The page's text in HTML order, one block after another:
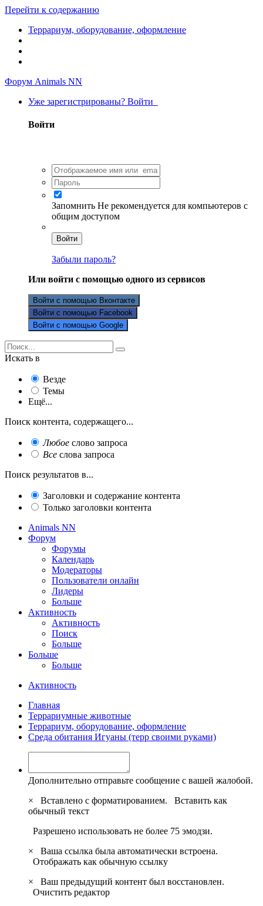
Перейти к содержанию
Террариум, оборудование, оформление
Форум Animals NN
Уже зарегистрированы? Войти
Войти
Запомнить Не рекомендуется для компьютеров с
общим доступом
Войти
Забыли пароль?
Или войти с помощью одного из сервисов
Войти с помощью Вконтакте
Войти с помощью Facebook
Войти с помощью Google
Искать в
Везде
Темы
Ещё...
Поиск контента, содержащего...
Любое слово запроса
Все слова запроса
Поиск результатов в...
Заголовки и содержание контента
Только заголовки контента
Animals NN
Форум
Форумы
Календарь
Модераторы
Пользователи онлайн
Лидеры
Больше
Активность
Активность
Поиск
Больше
Больше
Больше
Активность
Главная
Террариумные животные
Террариум, оборудование, оформление
Среда обитания Игуаны (терр своими руками)
Дополнительно отправьте сообщение с вашей жалобой.
×
Вставлено с форматированием. Вставить как
обычный текст
Разрешено использовать не более 75 эмодзи.
×
Ваша ссылка была автоматически встроена.
Отображать как обычную ссылку
×
Ваш предыдущий контент был восстановлен.
Очистить редактор